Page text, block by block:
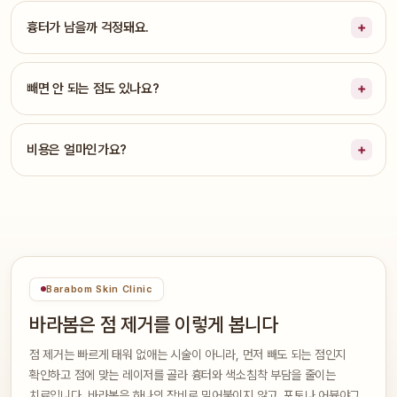
흉터가 남을까 걱정돼요.
빼면 안 되는 점도 있나요?
비용은 얼마인가요?
Barabom Skin Clinic
바라봄은 점 제거를 이렇게 봅니다
점 제거는 빠르게 태워 없애는 시술이 아니라, 먼저 빼도 되는 점인지
확인하고 점에 맞는 레이저를 골라 흉터와 색소침착 부담을 줄이는